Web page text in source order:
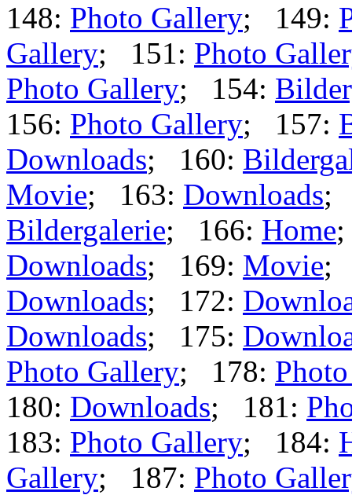
148: Photo Gallery; 149:
Gallery; 151: Photo
Photo Gallery; 154:
156: Photo Gallery; 157:
Downloads; 160:
Movie; 163: Downloads;
Bildergalerie; 166: Home
Downloads; 169: Movie;
Downloads; 172:
Downloads; 175:
Photo Gallery; 178:
180: Downloads; 181:
183: Photo Gallery; 184:
Gallery; 187: Photo